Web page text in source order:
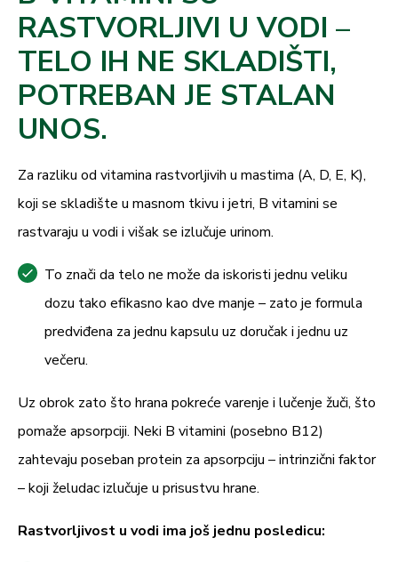
RASTVORLJIVI U VODI –
TELO IH NE SKLADIŠTI,
POTREBAN JE STALAN
UNOS.
Za razliku od vitamina rastvorljivih u mastima (A, D, E, K),
koji se skladište u masnom tkivu i jetri, B vitamini se
rastvaraju u vodi i višak se izlučuje urinom.
To znači da telo ne može da iskoristi jednu veliku
dozu tako efikasno kao dve manje – zato je formula
predviđena za jednu kapsulu uz doručak i jednu uz
večeru.
Uz obrok zato što hrana pokreće varenje i lučenje žuči, što
pomaže apsorpciji. Neki B vitamini (posebno B12)
zahtevaju poseban protein za apsorpciju – intrinzični faktor
– koji želudac izlučuje u prisustvu hrane.
Rastvorljivost u vodi ima još jednu posledicu: